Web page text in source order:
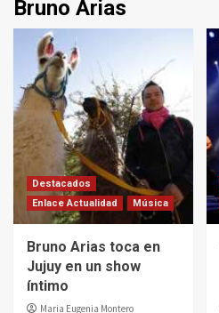
Bruno Arias
Destacados
Enlace Actualidad
Música
Bruno Arias toca en
Jujuy en un show
íntimo
Maria Eugenia Montero